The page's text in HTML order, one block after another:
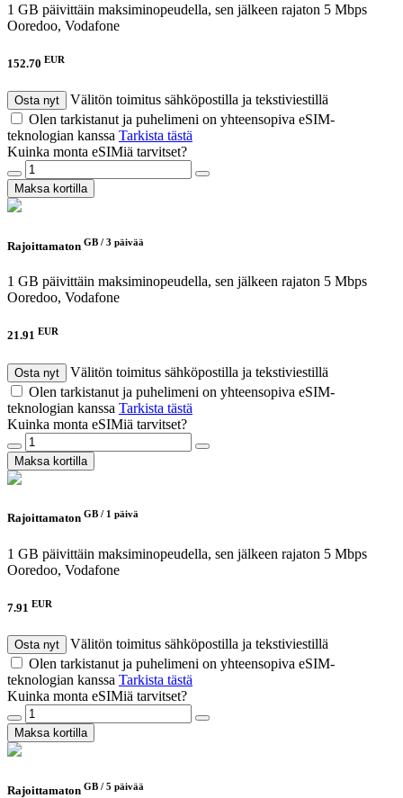
1 GB päivittäin maksiminopeudella, sen jälkeen rajaton 5 Mbps
Ooredoo, Vodafone
152.70 EUR
Osta nyt
Välitön toimitus sähköpostilla ja tekstiviestillä
Olen tarkistanut ja puhelimeni on yhteensopiva eSIM-
teknologian kanssa Tarkista tästä
Kuinka monta eSIMiä tarvitset?
Maksa kortilla
Rajoittamaton GB / 3 päivää
1 GB päivittäin maksiminopeudella, sen jälkeen rajaton 5 Mbps
Ooredoo, Vodafone
21.91 EUR
Osta nyt
Välitön toimitus sähköpostilla ja tekstiviestillä
Olen tarkistanut ja puhelimeni on yhteensopiva eSIM-
teknologian kanssa Tarkista tästä
Kuinka monta eSIMiä tarvitset?
Maksa kortilla
Rajoittamaton GB / 1 päivä
1 GB päivittäin maksiminopeudella, sen jälkeen rajaton 5 Mbps
Ooredoo, Vodafone
7.91 EUR
Osta nyt
Välitön toimitus sähköpostilla ja tekstiviestillä
Olen tarkistanut ja puhelimeni on yhteensopiva eSIM-
teknologian kanssa Tarkista tästä
Kuinka monta eSIMiä tarvitset?
Maksa kortilla
Rajoittamaton GB / 5 päivää